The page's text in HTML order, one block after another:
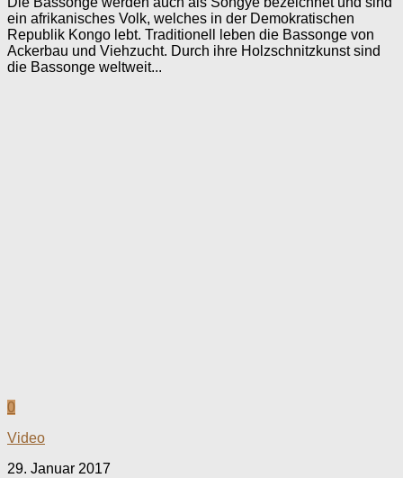
ein afrikanisches Volk, welches in der Demokratischen
Republik Kongo lebt. Traditionell leben die Bassonge von
Ackerbau und Viehzucht. Durch ihre Holzschnitzkunst sind
die Bassonge weltweit...
0
Video
29. Januar 2017